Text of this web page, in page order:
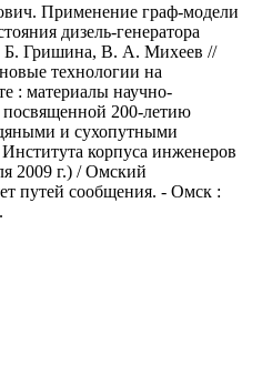
Применение граф-модели
дизель-генератора
Б. Гришина, В. А. Михеев //
технологии на
: материалы научно-
посвященной 200-летию
и сухопутными
корпуса инженеров
2009 г.) / Омский
путей сообщения. - Омск :